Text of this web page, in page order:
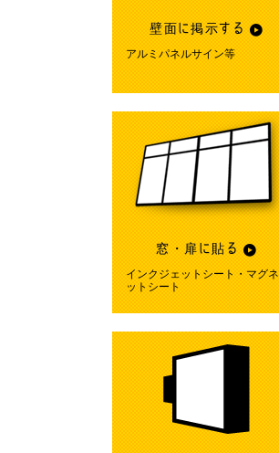
壁面に掲示する
アルミパネルサイン等
窓・扉に貼る
インクジェットシート・マグネ
ットシート